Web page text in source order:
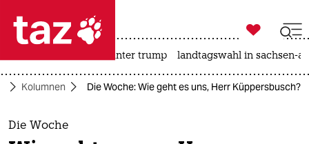
 taz zahl ich
taz zahl ich
themen

taz zahl ich
usa unter trump landtagswahl in sachsen-
Kolumnen Die Woche: Wie geht es uns, Herr Küppersbusch?
Die Woche